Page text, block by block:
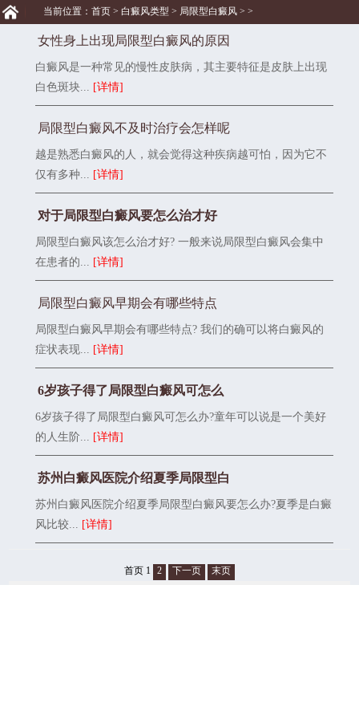
当前位置： 首页> 白癜风类型 > 局限型白癜风> >
女性身上出现局限型白癜风的原因
白癜风是一种常见的慢性皮肤病，其主要特征是皮肤上出现
白色斑块... [详情]
局限型白癜风不及时治疗会怎样呢
越是熟悉白癜风的人，就会觉得这种疾病越可怕，因为它不
仅有多种... [详情]
对于局限型白癜风要怎么治才好
局限型白癜风该怎么治才好? 一般来说局限型白癜风会集中
在患者的... [详情]
局限型白癜风早期会有哪些特点
局限型白癜风早期会有哪些特点? 我们的确可以将白癜风的
症状表现... [详情]
6岁孩子得了局限型白癜风可怎么
6岁孩子得了局限型白癜风可怎么办?童年可以说是一个美好
的人生阶... [详情]
苏州白癜风医院介绍夏季局限型白
苏州白癜风医院介绍夏季局限型白癜风要怎么办?夏季是白癜
风比较... [详情]
首页 1 2 下一页 末页